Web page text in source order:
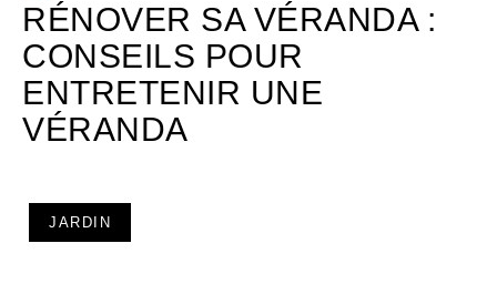
RÉNOVER SA VÉRANDA :
CONSEILS POUR
ENTRETENIR UNE
VÉRANDA
JARDIN